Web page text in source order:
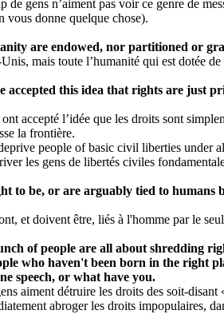
de gens n’aiment pas voir ce genre de
vous donne quelque chose).
are endowed, nor partitioned or
mais toute l’humanité qui est dotée
this idea that rights are just
accepté l’idée que les droits sont
la frontière.
people of basic civil liberties under
les gens de libertés civiles
to be, or are arguably tied to
et doivent être, liés à l'homme par le
of people are all about shredding
who haven't been born in the right
speech, or what have you.
aiment détruire les droits des soit-
abroger les droits impopulaires,